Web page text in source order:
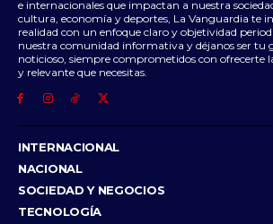
e internacionales que impactan a nuestra
cultura, economía y deportes, La Vanguardia te
realidad con un enfoque claro y objetividad
nuestra comunidad informativa y déjanos ser tu
noticioso, siempre comprometidos con ofrecerte
y relevante que necesitas.
INTERNACIONAL
NACIONAL
SOCIEDAD Y NEGOCIOS
TECNOLOGÍA